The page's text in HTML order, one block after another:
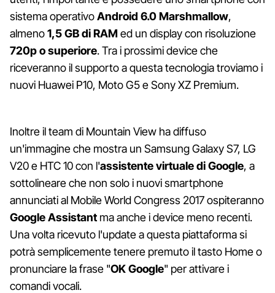
sistema operativoAndroid 6.0 Marshmallow,
almeno1,5 GB di RAM ed un display con risoluzione
720p o superiore. Tra i prossimi device che
riceveranno il supporto a questa tecnologia troviamo i
nuovi Huawei P10, Moto G5 e Sony XZ Premium.
Inoltre il team di Mountain View ha diffuso
un'immagine che mostra un Samsung Galaxy S7, LG
V20 e HTC 10 con l'assistente virtuale di Google, a
sottolineare che non solo i nuovi smartphone
annunciati al Mobile World Congress 2017 ospiteranno
Google Assistant ma anche i device meno recenti.
Una volta ricevuto l'update a questa piattaforma si
potrà semplicemente tenere premuto il tasto Home o
pronunciare la frase "OK Google" per attivare i
comandi vocali.